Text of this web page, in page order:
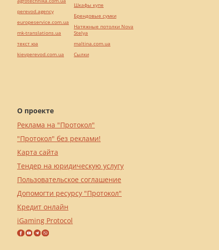
О проекте
Реклама на "Протокол"
"Протокол" без реклами!
Карта сайта
Тендер на юридическую услугу
Пользовательское соглашение
Допомогти ресурсу "Протокол"
Кредит онлайн
iGaming Protocol
perevod.agency
europeservice.com.ua
mk-translations.ua
текст юа
kievperevod.com.ua
Шкафы купе
Брендовые сумки
Натяжные потолки Nova
Stelya
maltina.com.ua
Cылки